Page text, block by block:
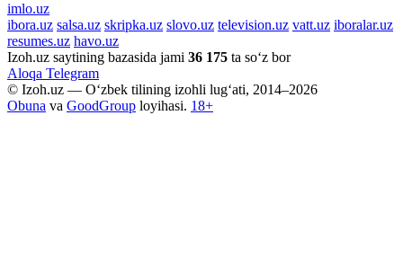
imlo.uz
ibora.uz salsa.uz skripka.uz slovo.uz television.uz vatt.uz iboralar.uz
resumes.uz havo.uz
Izoh.uz saytining bazasida jami 36 175 ta so‘z bor
Aloqa Telegram
© Izoh.uz — O‘zbek tilining izohli lug‘ati, 2014–2026
Obuna va GoodGroup loyihasi. 18+